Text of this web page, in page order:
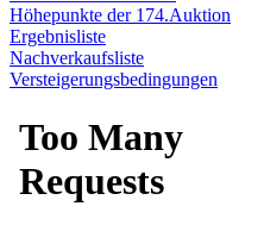
Höhepunkte der 174.Auktion
Ergebnisliste
Nachverkaufsliste
Versteigerungsbedingungen